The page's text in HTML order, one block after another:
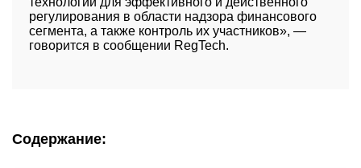
регулирования в области надзора финансового
сегмента, а также контроль их участников», —
говорится в сообщении RegTech.
Содержание: